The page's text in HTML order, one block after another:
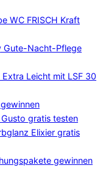
WC FRISCH Kraft
Gute-Nacht-Pflege
Leicht mit LSF 30
gratis testen
Elixier gratis
gewinnen